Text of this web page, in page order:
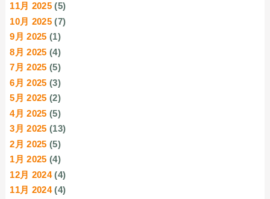
11月 2025 (5)
10月 2025 (7)
9月 2025 (1)
8月 2025 (4)
7月 2025 (5)
6月 2025 (3)
5月 2025 (2)
4月 2025 (5)
3月 2025 (13)
2月 2025 (5)
1月 2025 (4)
12月 2024(4)
11月 2024(4)